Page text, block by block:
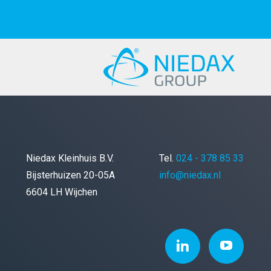
Niedax Kleinhuis B.V.
Bijsterhuizen 20-05A
6604 LH Wijchen
Tel. 024 - 378 85 33
info@niedax.nl